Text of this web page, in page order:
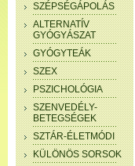
SZÉPSÉGÁPOLÁS
ALTERNATÍV
GYÓGYÁSZAT
GYÓGYTEÁK
SZEX
PSZICHOLÓGIA
SZENVEDÉLY-
BETEGSÉGEK
SZTÁR-ÉLETMÓDI
KÜLÖNÖS SORSOK